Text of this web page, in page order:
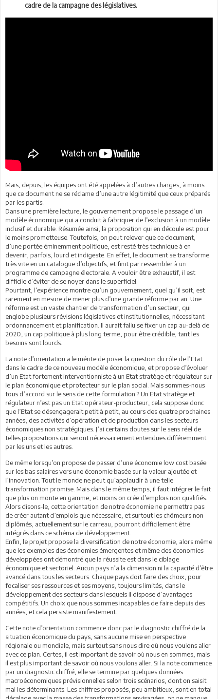
cadre de la campagne des législatives.
Mais, depuis, les équipes ont été appelées à d’autres charges, à moins
que ce document ne se réclame d’une autre légitimité que ceux préparés
par les partis.
Dans une première lecture, le gouvernement propose le passage d’un
modèle économique qui a conduit à fabriquer de l’exclusion à un modèle
inclusif et durable. Résumée ainsi, la proposition qui en découle est pour
le moins prometteuse. Toutefois, on peut relever que ce document,
d’une portée éminemment politique, est resté très technique à en
devenir, parfois, lourd et indigeste. En effet, le document se transforme
très vite en un catalogue d’objectifs, et finit par ressembler à un
programme de campagne électorale. A vouloir être exhaustif, il est
difficile d’éviter de se noyer dans le superficiel.
Pourtant, l’expérience montre qu’un gouvernement, quel qu’il soit, est
rarement en mesure de mener plus d’une grande réforme par an. Une
réforme est un vaste chantier de transformation d’un secteur, qui
englobe plusieurs révisions législatives et institutionnelles, nécessitant
ordonnancement et planification. Il aurait fallu se fixer un cap au-delà de
2020, un cap politique à plus long terme, pour être crédible, tant les
besoins sont lourds.
La note d’orientation a le mérite de poser la question du rôle de l’Etat
dans le cadre de ce nouveau modèle économique, et propose d’évoluer
d’un Etat fortement interventionniste à un Etat stratège et régulateur sur
le plan économique et protecteur sur le plan social. Mais sommes-nous
tous d’accord sur le sens de cette formulation ? Un Etat stratège et
régulateur n’est pas un Etat opérateur-producteur, cela suppose donc
que l’Etat se désengagerait petit à petit, au cours des quatre prochaines
années, des activités d’opération et de production dans les secteurs
économiques non stratégiques. J’ai certains doutes sur le sens réel de
telles propositions qui seront nécessairement entendues différemment
par les uns et les autres.
De même lorsqu’on propose de passer d’une économie low cost basée
sur les bas salaires vers une économie basée sur la valeur ajoutée et
l’innovation. Tout le monde ne peut qu’applaudir à une telle
transformation promise. Mais dans le même temps, il faut intégrer le fait
que plus on monte en gamme, et moins on crée d’emplois non qualifiés.
Alors disons-le, cette orientation de notre économie ne permettra pas
de créer autant d’emplois que nécessaire, et surtout les chômeurs non
diplômés, actuellement sur le carreau, pourront difficilement être
intégrés dans ce schéma de développement.
Enfin, le projet propose la diversification de notre économie, alors même
que les exemples des économies émergentes et même des économies
développées ont démontré que la réussite est dans le ciblage
économique et sectoriel. Aucun pays n’a la dimension ni la capacité d’être
avancé dans tous les secteurs. Chaque pays doit faire des choix, pour
focaliser ses ressources et ses moyens, toujours limités, dans le
développement des secteurs dans lesquels il dispose d’avantages
compétitifs. Un choix que nous sommes incapables de faire depuis des
années, et cela persiste manifestement.
Cette note d’orientation commence donc par le diagnostic chiffré de la
situation économique du pays, sans aucune mise en perspective
régionale ou mondiale, mais surtout sans nous dire où nous voulons aller
avec ce plan. Certes, il est important de savoir où nous en sommes, mais
il est plus important de savoir où nous voulons aller. Si la note commence
par un diagnostic chiffré, elle se termine par quelques données
macroéconomiques prévisionnelles selon trois scénarios, dont on saisit
mal les déterminants. Les chiffres proposés, peu ambitieux, sont en total